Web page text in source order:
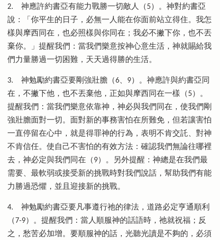
2.
神應許約書亞有能力戰勝一切敵人（5）。神對約書亞
說：「你平生的日子，必無一人能在你面前站立得住。我怎
樣與摩西同在，也必照樣與你同在；我必不撇下你，也不丟
棄你。」提醒我們：當我們樂意按神心意生活，神就賜給我
們力量勝過一切困難，天天過得勝的生活。
3.
神勉勵約書亞要剛強壯膽（6、9）。神應許與約書亞同
在，不撇下他，也不丟棄他，正如與摩西同在一樣（5）。
提醒我們：當我們樂意依靠神，神必與我們同在，使我們剛
強壯膽面對一切。面對新的事務害怕在所難免，但若讓害怕
一直停留在心中，就是得罪神的行為，表明不肯交託、對神
不肯信任。使自己不害怕的有效方法：確認我們無論往哪裡
去，神必定與我們同在（9）。另外提醒：神總是在我們最
需要、最軟弱或接受新的挑戰時對我們說話，幫助我們有能
力勝過恐懼，並且迎接新的挑戰。
4.
神勉勵約書亞要凡事遵行祂的律法，道路必定亨通順利
（7-9）。提醒我們：當人順服神的話語時，祂就祝福；反
之，愁苦必加增。要順服神的話，光聽光讀是不夠的，必須